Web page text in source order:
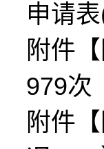
申请
附件【
979次
附件【